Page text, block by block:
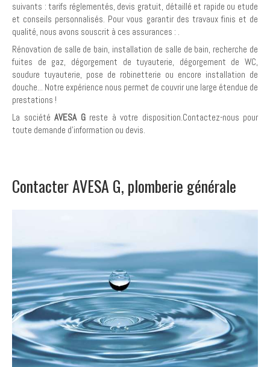
suivants : tarifs réglementés, devis gratuit, détaillé et rapide ou etude
et conseils personnalisés. Pour vous garantir des travaux finis et de
qualité, nous avons souscrit à ces assurances : .
Rénovation de salle de bain, installation de salle de bain, recherche de
fuites de gaz, dégorgement de tuyauterie, dégorgement de WC,
soudure tuyauterie, pose de robinetterie ou encore installation de
douche... Notre expérience nous permet de couvrir une large étendue de
prestations !
La société AVESA Greste à votre disposition.Contactez-nous pour
toute demande d'information ou devis.
Contacter AVESA G, plomberie générale